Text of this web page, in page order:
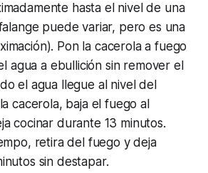
hasta el nivel de una
puede variar, pero es una
Pon la cacerola a fuego
agua a ebullición sin remover el
el agua llegue al nivel del
cacerola, baja el fuego al
cocinar durante 13 minutos.
retira del fuego y deja
sin destapar.